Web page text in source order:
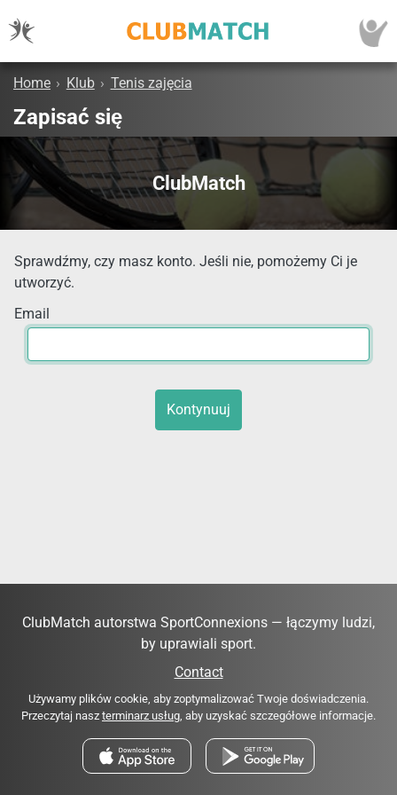
Home › Klub › Tenis zajęcia
Zapisać się
ClubMatch
Sprawdźmy, czy masz konto. Jeśli nie, pomożemy Ci je
utworzyć.
Email
Kontynuuj
ClubMatch autorstwa SportConnexions — łączymy ludzi,
by uprawiali sport.
Contact
Używamy plików cookie, aby zoptymalizować Twoje doświadczenia.
Przeczytaj nasz terminarz usług, aby uzyskać szczegółowe informacje.